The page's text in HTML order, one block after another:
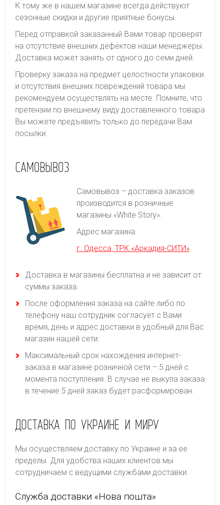
К тому же в нашем магазине всегда действуют
сезонные скидки и другие приятные бонусы.
Перед отправкой заказанный Вами товар проверят
на отсутствие внешних дефектов наши менеджеры.
Доставка может занять от одного до семи дней.
Проверку заказа на предмет целостности упаковки
и отсутствия внешних повреждений товара мы
рекомендуем осуществлять на месте. Помните, что
претензии по внешнему виду доставленного товара
Вы можете предъявить только до передачи Вам
посылки.
САМОВЫВОЗ
Самовывоз – доставка заказов
производится в розничные
магазины «White Story».
Адрес магазина:
г. Одесса, ТРК «Аркадия-СИТИ»
Доставка в магазины бесплатна и не зависит от
суммы заказа.
После оформления заказа на сайте либо по
телефону наш сотрудник согласует с Вами
время, день и адрес доставки в удобный для Вас
магазин нашей сети.
Максимальный срок нахождения интернет-
заказа в магазине розничной сети – 5 дней с
момента поступления. В случае не выкупа заказа
в течение 5 дней заказ будет расформирован.
ДОСТАВКА ПО УКРАИНЕ И МИРУ
Мы осуществляем доставку по Украине и за ее
пределы. Для удобства наших клиентов мы
сотрудничаем с ведущими службами доставки.
Служба доставки «Нова пошта»